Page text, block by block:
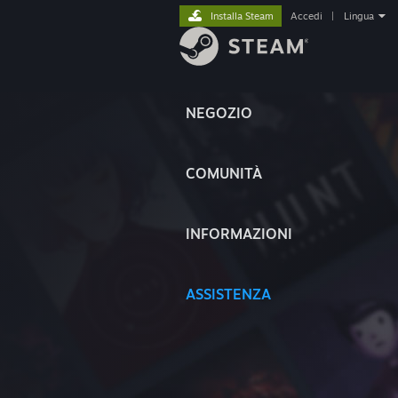
NEGOZIO
COMUNITÀ
INFORMAZIONI
ASSISTENZA
Installa Steam Accedi Lingua